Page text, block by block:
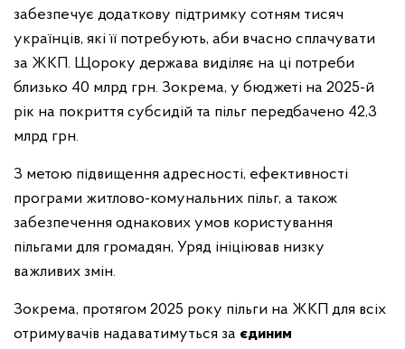
забезпечує додаткову підтримку сотням тисяч
українців, які її потребують, аби вчасно сплачувати
за ЖКП. Щороку держава виділяє на ці потреби
близько 40 млрд грн. Зокрема, у бюджеті на 2025-й
рік на покриття субсидій та пільг передбачено 42,3
млрд грн.
З метою підвищення адресності, ефективності
програми житлово-комунальних пільг, а також
забезпечення однакових умов користування
пільгами для громадян, Уряд ініціював низку
важливих змін.
Зокрема, протягом 2025 року пільги на ЖКП для всіх
отримувачів надаватимуться за єдиним